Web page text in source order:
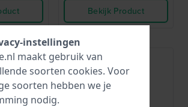
Bekijk Product
instellingen
maakt gebruik van
soorten cookies. Voor
soorten hebben we je
nodig.